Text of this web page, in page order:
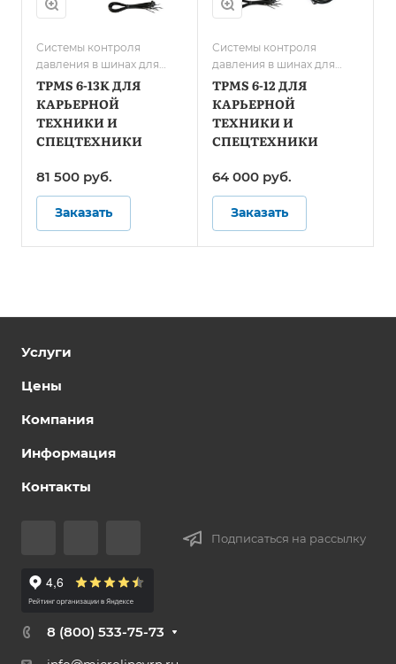
Системы контроля
давления в шинах для
карьерной техники и
спецтранспорта
TPMS 6-13K ДЛЯ
КАРЬЕРНОЙ
ТЕХНИКИ И
СПЕЦТЕХНИКИ
81 500 руб.
Заказать
Системы контроля
давления в шинах для
карьерной техники и
спецтранспорта
TPMS 6-12 ДЛЯ
КАРЬЕРНОЙ
ТЕХНИКИ И
СПЕЦТЕХНИКИ
64 000 руб.
Заказать
Услуги
Цены
Компания
Информация
Контакты
Подписаться на рассылку
8 (800) 533-75-73